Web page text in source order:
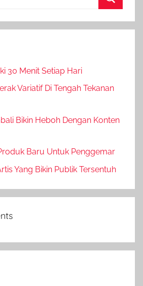
30 Menit Setiap Hari
Variatif Di Tengah Tekanan
Bikin Heboh Dengan Konten
Baru Untuk Penggemar
Yang Bikin Publik Tersentuh